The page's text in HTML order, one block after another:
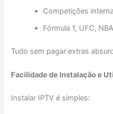
Competições
Fórmula 1, UFC,
Tudo sem pagar extras
Facilidade de Instalação e
Instalar IPTV é simples: